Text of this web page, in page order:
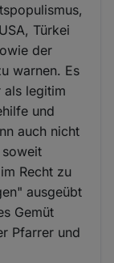
Türkei
der
warnen. Es
als legitim
und
auch nicht
Recht zu
ausgeübt
Gemüt
Pfarrer und